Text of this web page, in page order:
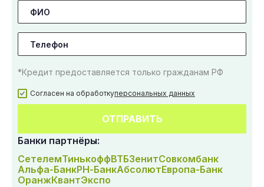
*Кредит предоставляется только гражданам РФ
Согласен на обработкуперсональных данных
ОТПРАВИТЬ
Банки партнёры:
СетелемТинькоффВТБЗенитСовкомбанк
Альфа-БанкРН-БанкАбсолютЕвропа-Банк
ОранжКвантЭкспо